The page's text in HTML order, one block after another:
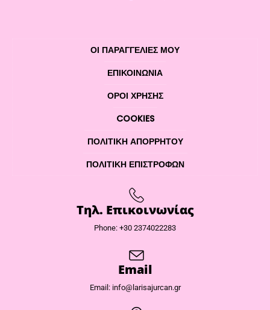
ΟΙ ΠΑΡΑΓΓΕΛΙΕΣ ΜΟΥ
ΕΠΙΚΟΙΝΩΝΊΑ
ΌΡΟΙ ΧΡΉΣΗΣ
COOKIES
ΠΟΛΙΤΙΚΉ ΑΠΟΡΡΉΤΟΥ
ΠΟΛΙΤΙΚΉ ΕΠΙΣΤΡΟΦΏΝ
Τηλ. Επικοινωνίας
Phone: +30 2374022283
Email
Email: info@larisajurcan.gr